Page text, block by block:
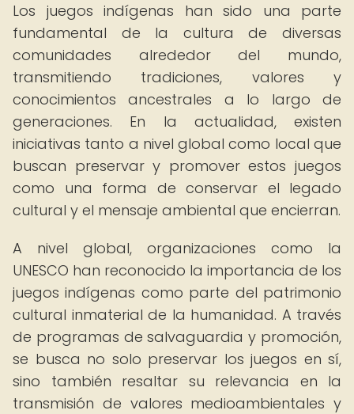
Los juegos indígenas han sido una parte
fundamental de la cultura de diversas
comunidades alrededor del mundo,
transmitiendo tradiciones, valores y
conocimientos ancestrales a lo largo de
generaciones. En la actualidad, existen
iniciativas tanto a nivel global como local que
buscan preservar y promover estos juegos
como una forma de conservar el legado
cultural y el mensaje ambiental que encierran.
A nivel global, organizaciones como la
UNESCO han reconocido la importancia de los
juegos indígenas como parte del patrimonio
cultural inmaterial de la humanidad. A través
de programas de salvaguardia y promoción,
se busca no solo preservar los juegos en sí,
sino también resaltar su relevancia en la
transmisión de valores medioambientales y